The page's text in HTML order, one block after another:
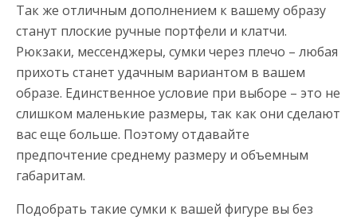
Так же отличным дополнением к вашему образу
станут плоские ручные портфели и клатчи.
Рюкзаки, мессенджеры, сумки через плечо – любая
прихоть станет удачным вариантом в вашем
образе. Единственное условие при выборе – это не
слишком маленькие размеры, так как они сделают
вас еще больше. Поэтому отдавайте
предпочтение среднему размеру и объемным
габаритам.
Подобрать такие сумки к вашей фигуре вы без